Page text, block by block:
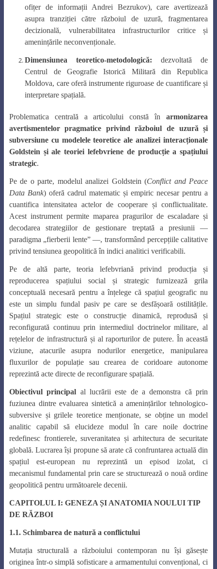
ofițer de informații Andrei Bezrukov), care avertizează
asupra tranziției către războiul de uzură, fragmentarea
decizională, vulnerabilitatea infrastructurilor critice și
amenințările neconvenționale.
Dimensiunea teoretico-metodologică: dezvoltată de
Centrul de Geografie Istorică Militară din Republica
Moldova, care oferă instrumente riguroase de cuantificare și
interpretare spațială.
Problematica centrală a articolului constă înarmonizarea
avertismentelor pragmatice privind războiul de uzură și
subversiune cu modelele teoretice ale analizei interacționale
Goldstein și ale teoriei lefebvriene de producție a spațiului
strategic.
Pe de o parte, modelul analizei Goldstein (Conflict and Peace
Data Bank) oferă cadrul matematic și empiric necesar pentru a
cuantifica intensitatea actelor de cooperare și conflictualitate.
Acest instrument permite maparea pragurilor de escaladare și
decodarea strategiilor de gestionare treptată a presiunii —
paradigma „fierberii lente” —, transformând percepțiile calitative
privind tensiunea geopolitică în indici analitici verificabili.
Pe de altă parte, teoria lefebvriană privind producția și
reproducerea spațiului social și strategic furnizează grila
conceptuală necesară pentru a înțelege că spațiul geografic nu
este un simplu fundal pasiv pe care se desfășoară ostilitățile.
Spațiul strategic este o construcție dinamică, reprodusă și
reconfigurată continuu prin intermediul doctrinelor militare, al
rețelelor de infrastructură și al raporturilor de putere. În această
viziune, atacurile asupra nodurilor energetice, manipularea
fluxurilor de populație sau crearea de coridoare autonome
reprezintă acte directe de reconfigurare spațială.
Obiectivul principal al lucrării este de a demonstra că prin
fuziunea dintre evaluarea sintetică a amenințărilor tehnologico-
subversive și grilele teoretice menționate, se obține un model
analitic capabil să elucideze modul în care noile doctrine
redefinesc frontierele, suveranitatea și arhitectura de securitate
globală. Lucrarea își propune să arate că confruntarea actuală din
spațiul est-european nu reprezintă un episod izolat, ci
mecanismul fundamental prin care se structurează o nouă ordine
geopolitică pentru următoarele decenii.
CAPITOLUL I: GENEZA ȘI ANATOMIA NOULUI TIP
DE RĂZBOI
1.1. Schimbarea de natură a conflictului
Mutația structurală a războiului contemporan nu își găsește
originea într-o simplă sofisticare a armamentului convențional, ci